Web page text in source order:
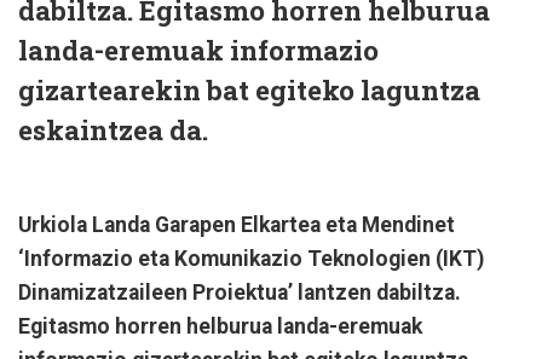
dabiltza. Egitasmo horren helburua
landa-eremuak informazio
gizartearekin bat egiteko laguntza
eskaintzea da.
Urkiola Landa Garapen Elkartea eta Mendinet
‘Informazio eta Komunikazio Teknologien (IKT)
Dinamizatzaileen Proiektua’ lantzen dabiltza.
Egitasmo horren helburua landa-eremuak